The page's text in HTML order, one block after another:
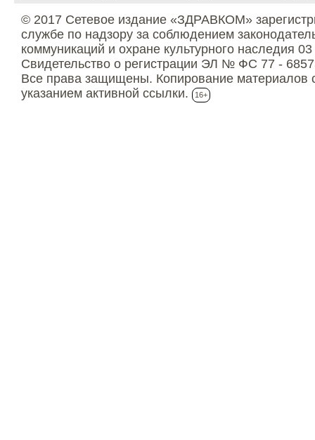
© 2017 Сетевое издание «ЗДРАВКОМ»
службе по надзору за соблюдением
коммуникаций и охране культурного наследия
Свидетельство о регистрации ЭЛ № ФС 77 -
Все права защищены. Копирование материалов
указанием активной ссылки.
16+